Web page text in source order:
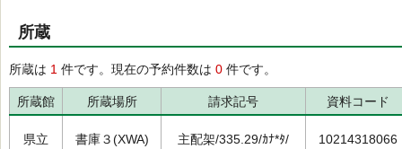
所蔵
所蔵は 1 件です。現在の予約件数は 0 件です。
所蔵館 所蔵場所 請求記号 資料コード
県立 書庫３(XWA) 主配架/335.29/ｶﾅ*ﾀ/ 10214318066